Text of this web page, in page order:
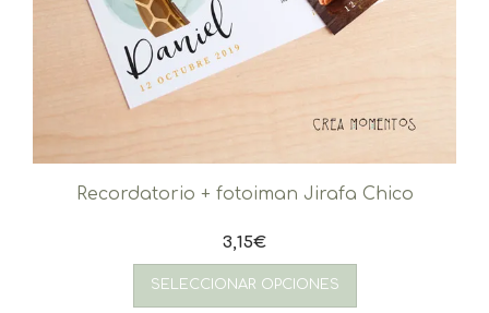
Recordatorio + fotoiman Jirafa Chico
3,15€
SELECCIONAR OPCIONES